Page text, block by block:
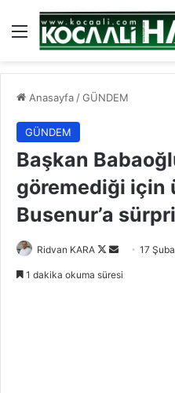
Menü
Anasayfa /GÜNDEM
GÜNDEM
Başkan
göremediği için
Busenur’a
Ridvan KARA
Follow
Bir
17
1 dakika okuma süresi